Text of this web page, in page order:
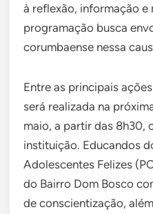
à reflexão, informação e
programação busca
corumbaense nessa
Entre as principais
será realizada na
maio, a partir das 8h30,
instituição. Educandos
Adolescentes Felizes
do Bairro Dom Bosco
de conscientização,